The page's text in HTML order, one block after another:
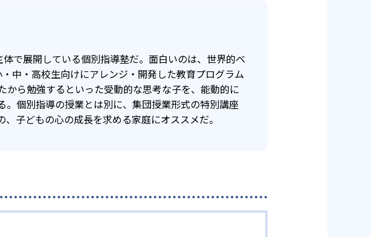
で展開している個別指導塾だ。面白いのは、世界的ベ
中・高校生向けにアレンジ・開発した教育プログラム
から勉強するといった受動的な思考な子を、能動的に
個別指導の授業とは別に、集団授業形式の特別講座
子どもの心の成長を求める家庭にオススメだ。